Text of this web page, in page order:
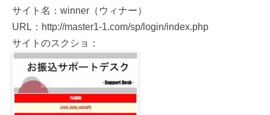
サイト名：winner（ウィナー）
URL：http://master1-1.com/sp/login/index.php
サイトのスクショ：